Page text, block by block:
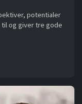
potentialer
og giver tre gode